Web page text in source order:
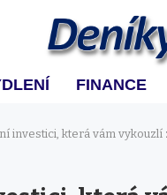
FINANCE
investici, která vám vykouzlí